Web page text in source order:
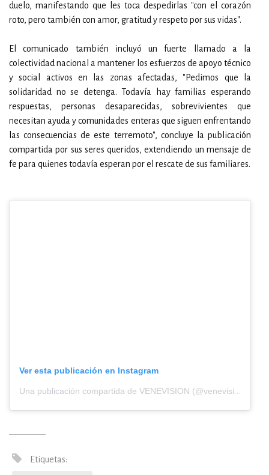
duelo, manifestando que les toca despedirlas "con el corazón
roto, pero también con amor, gratitud y respeto por sus vidas".
El comunicado también incluyó un fuerte llamado a la
colectividad nacional a mantener los esfuerzos de apoyo técnico
y social activos en las zonas afectadas, "Pedimos que la
solidaridad no se detenga. Todavía hay familias esperando
respuestas, personas desaparecidas, sobrevivientes que
necesitan ayuda y comunidades enteras que siguen enfrentando
las consecuencias de este terremoto", concluye la publicación
compartida por sus seres queridos, extendiendo un mensaje de
fe para quienes todavía esperan por el rescate de sus familiares.
Ver esta publicación en Instagram
Una publicación compartida de VENEVISION (@venevision)
Etiquetas: